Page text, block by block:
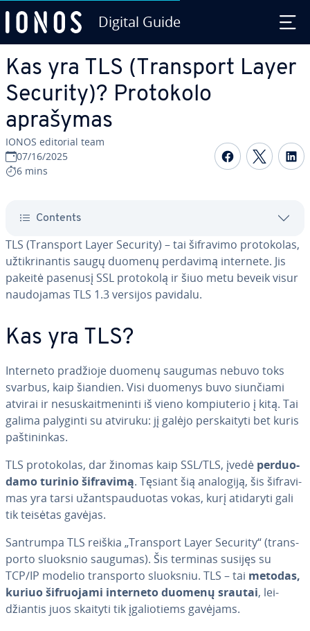
Digital Guide
Kas yra TLS (Transport Layer
Security)? Protokolo
aprašymas
IONOS editorial team
07/16/2025
6 mins
Share on
Contents
TLS (Transport Layer Security) – tai šifravimo pro­to­ko­las,
už­tik­ri­nan­tis saugų duomenų perdavimą internete. Jis
pakeitė pasenusį SSL protokolą ir šiuo metu beveik visur
nau­do­ja­mas TLS 1.3 versijos pavidalu.
Kas yra TLS?
Interneto pradžioje duomenų saugumas nebuvo toks
svarbus, kaip šiandien. Visi duomenys buvo siunčiami
atvirai ir ne­su­skait­me­nin­ti iš vieno kom­piu­te­rio į kitą. Tai
galima palyginti su atviruku: jį galėjo per­skai­ty­ti bet kuris
paš­ti­nin­kas.
TLS pro­to­ko­las, dar žinomas kaip SSL/TLS, įvedė per­duo­
da­mo turinio šifravimą. Tęsiant šią analogiją, šis šif­ra­vi­
mas yra tarsi už­ants­pau­duo­tas vokas, kurį atidaryti gali
tik teisėtas gavėjas.
Santrumpa TLS reiškia „Transport Layer Security“ (trans­
por­to sluoksnio saugumas). Šis terminas susijęs su
TCP/IP modelio trans­por­to sluoksniu. TLS – tai metodas,
kuriuo šif­ruo­ja­mi interneto duomenų srautai, lei­
džian­tis juos skaityti tik įga­lio­tiems gavėjams.